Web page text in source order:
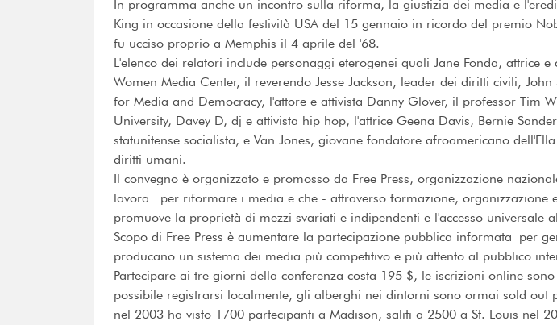
In programma anche un incontro sulla riforma, la giustizia dei media e
King in occasione della festività USA del 15 gennaio in ricordo del premio
fu ucciso proprio a Memphis il 4 aprile del '68.
L'elenco dei relatori include personaggi eterogenei quali Jane Fonda, attrice e
Women Media Center, il reverendo Jesse Jackson, leader dei diritti civili, John
for Media and Democracy, l'attore e attivista Danny Glover, il professor Tim
University, Davey D, dj e attivista hip hop, l'attrice Geena Davis, Bernie
statunitense socialista, e Van Jones, giovane fondatore afroamericano
diritti umani.
Il convegno è organizzato e promosso da Free Press, organizzazione
lavora per riformare i media e che - attraverso formazione, organizzazione
promuove la proprietà di mezzi svariati e indipendenti e l'accesso universale
Scopo di Free Press è aumentare la partecipazione pubblica informata per
producano un sistema dei media più competitivo e più attento al pubblico
Partecipare ai tre giorni della conferenza costa 195 $, le iscrizioni online
possibile registrarsi localmente, gli alberghi nei dintorni sono ormai sold out
nel 2003 ha visto 1700 partecipanti a Madison, saliti a 2500 a St. Louis nel